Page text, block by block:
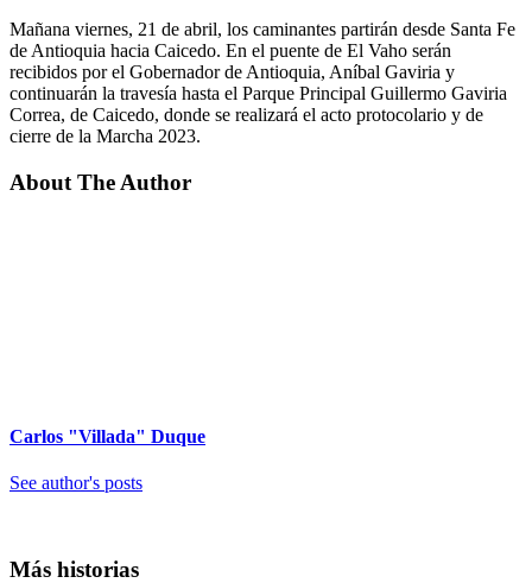
Mañana viernes, 21 de abril, los caminantes partirán desde Santa Fe
de Antioquia hacia Caicedo. En el puente de El Vaho serán
recibidos por el Gobernador de Antioquia, Aníbal Gaviria y
continuarán la travesía hasta el Parque Principal Guillermo Gaviria
Correa, de Caicedo, donde se realizará el acto protocolario y de
cierre de la Marcha 2023.
About The Author
Carlos "Villada" Duque
See author's posts
Más historias